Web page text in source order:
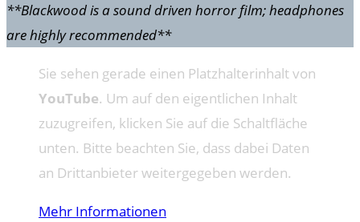
**Blackwood is a sound driven horror film; headphones
are highly recommended**
Sie sehen gerade einen Platzhalterinhalt von
YouTube. Um auf den eigentlichen Inhalt
zuzugreifen, klicken Sie auf die Schaltfläche
unten. Bitte beachten Sie, dass dabei Daten
an Drittanbieter weitergegeben werden.
Mehr Informationen